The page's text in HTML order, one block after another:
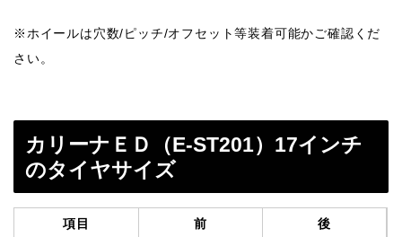
※ホイールは穴数/ピッチ/オフセット等装着可能かご確認くだ
さい。
カリーナＥＤ（E-ST201）17インチ
のタイヤサイズ
項目 前 後